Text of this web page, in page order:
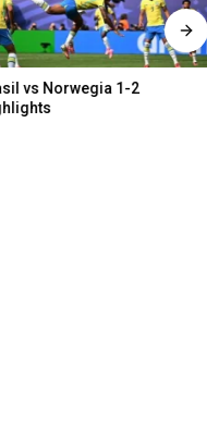
vs Norwegia 1-2